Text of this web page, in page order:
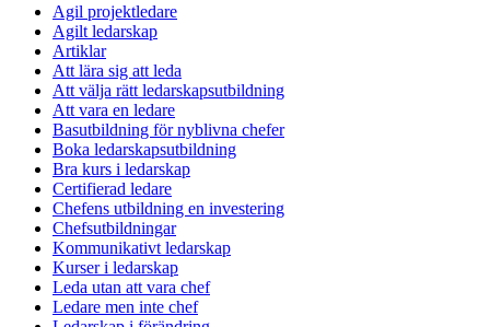
Agil projektledare
Agilt ledarskap
Artiklar
Att lära sig att leda
Att välja rätt ledarskapsutbildning
Att vara en ledare
Basutbildning för nyblivna chefer
Boka ledarskapsutbildning
Bra kurs i ledarskap
Certifierad ledare
Chefens utbildning en investering
Chefsutbildningar
Kommunikativt ledarskap
Kurser i ledarskap
Leda utan att vara chef
Ledare men inte chef